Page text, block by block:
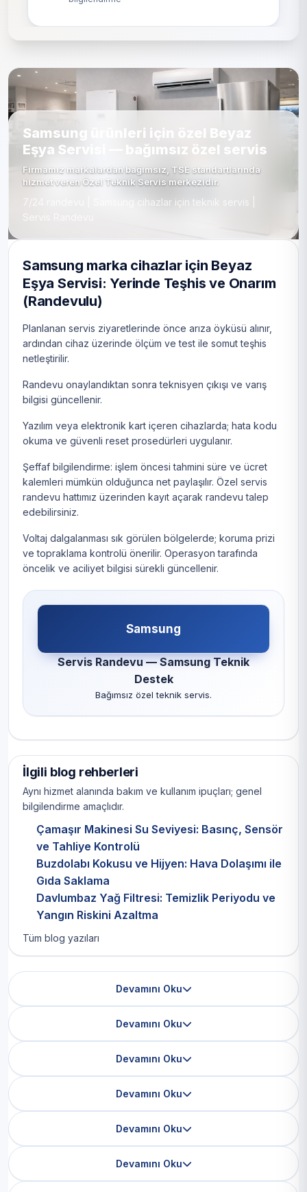
Samsung ürünleri için özel Beyaz
Eşya Servisi — bağımsız özel servis
Firmamız markalardan bağımsız, TSE standartlarında
hizmet veren Özel Teknik Servis merkezidir.
7/24 randevu | Samsung cihazlar için teknik servis |
Samsung marka cihazlar için Beyaz
Eşya Servisi: Yerinde Teşhis ve Onarım
(Randevulu)
Planlanan servis ziyaretlerinde önce arıza öyküsü alınır,
ardından cihaz üzerinde ölçüm ve test ile somut teşhis
netleştirilir.
Randevu onaylandıktan sonra teknisyen çıkışı ve varış
bilgisi güncellenir.
Yazılım veya elektronik kart içeren cihazlarda; hata kodu
okuma ve güvenli reset prosedürleri uygulanır.
Şeffaf bilgilendirme: işlem öncesi tahmini süre ve ücret
kalemleri mümkün olduğunca net paylaşılır. Özel servis
randevu hattımız üzerinden kayıt açarak randevu talep
edebilirsiniz.
Voltaj dalgalanması sık görülen bölgelerde; koruma prizi
ve topraklama kontrolü önerilir. Operasyon tarafında
öncelik ve aciliyet bilgisi sürekli güncellenir.
Samsung
Servis Randevu — Samsung Teknik
Destek
Bağımsız özel teknik servis.
İlgili blog rehberleri
Aynı hizmet alanında bakım ve kullanım ipuçları; genel
bilgilendirme amaçlıdır.
Çamaşır Makinesi Su Seviyesi: Basınç, Sensör
ve Tahliye Kontrolü
Buzdolabı Kokusu ve Hijyen: Hava Dolaşımı ile
Gıda Saklama
Davlumbaz Yağ Filtresi: Temizlik Periyodu ve
Yangın Riskini Azaltma
Tüm blog yazıları
Devamını Oku
Devamını Oku
Devamını Oku
Devamını Oku
Devamını Oku
Devamını Oku